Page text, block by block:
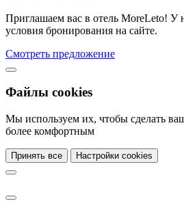
Приглашаем вас в отель MoreLeto! У
условия бронирования на сайте.
Смотреть предложение
Файлы cookies
Мы используем их, чтобы сделать
более комфортным
Принять все Настройки cookies